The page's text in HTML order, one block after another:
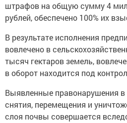
штрафов на общую сумму 4
рублей, обеспечено 100% их
В результате исполнения
вовлечено в
тысяч гектаров земель,
в оборот находится под
Выявленные правонарушения в
снятия, перемещения и
слоя почвы совершается